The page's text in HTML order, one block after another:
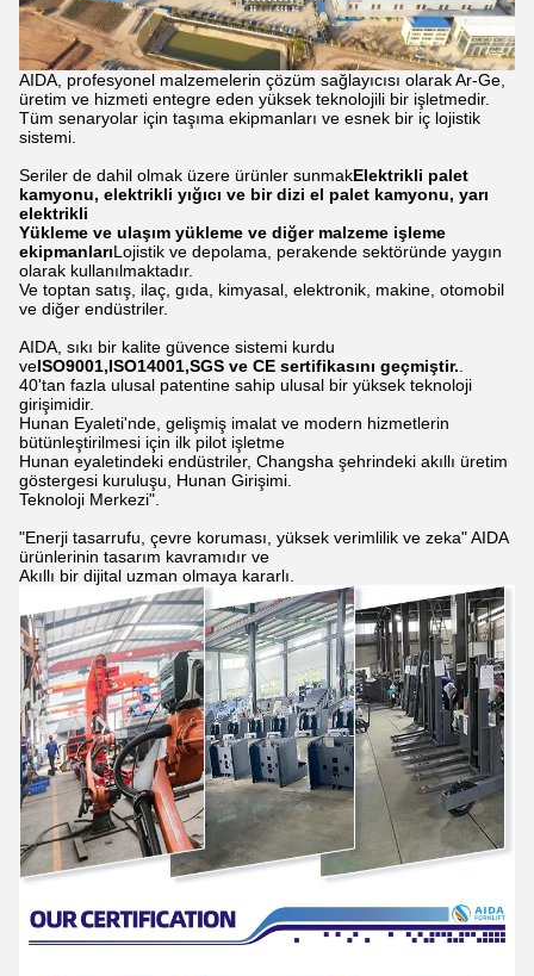
AIDA, profesyonel malzemelerin çözüm sağlayıcısı olarak Ar-Ge,
üretim ve hizmeti entegre eden yüksek teknolojili bir işletmedir.
Tüm senaryolar için taşıma ekipmanları ve esnek bir iç lojistik
sistemi.
Seriler de dahil olmak üzere ürünler sunmakElektrikli palet
kamyonu, elektrikli yığıcı ve bir dizi el palet kamyonu, yarı
elektrikli
Yükleme ve ulaşım yükleme ve diğer malzeme işleme
ekipmanlarıLojistik ve depolama, perakende sektöründe yaygın
olarak kullanılmaktadır.
Ve toptan satış, ilaç, gıda, kimyasal, elektronik, makine, otomobil
ve diğer endüstriler.
AIDA, sıkı bir kalite güvence sistemi kurdu
veISO9001,ISO14001,SGS ve CE sertifikasını geçmiştir..
40'tan fazla ulusal patentine sahip ulusal bir yüksek teknoloji
girişimidir.
Hunan Eyaleti'nde, gelişmiş imalat ve modern hizmetlerin
bütünleştirilmesi için ilk pilot işletme
Hunan eyaletindeki endüstriler, Changsha şehrindeki akıllı üretim
göstergesi kuruluşu, Hunan Girişimi.
Teknoloji Merkezi".
"Enerji tasarrufu, çevre koruması, yüksek verimlilik ve zeka" AIDA
ürünlerinin tasarım kavramıdır ve
Akıllı bir dijital uzman olmaya kararlı.